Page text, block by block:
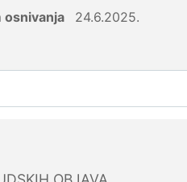
osnivanja 24.6.2025.